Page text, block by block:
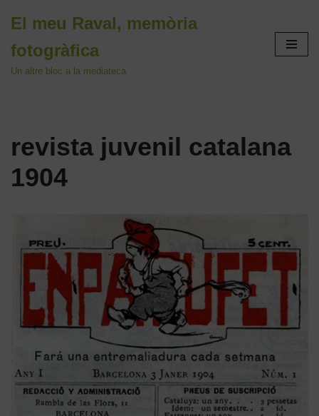
al
contingut
El meu Raval, memòria
fotogràfica
Un altre bloc a la mediateca
revista juvenil catalana
1904